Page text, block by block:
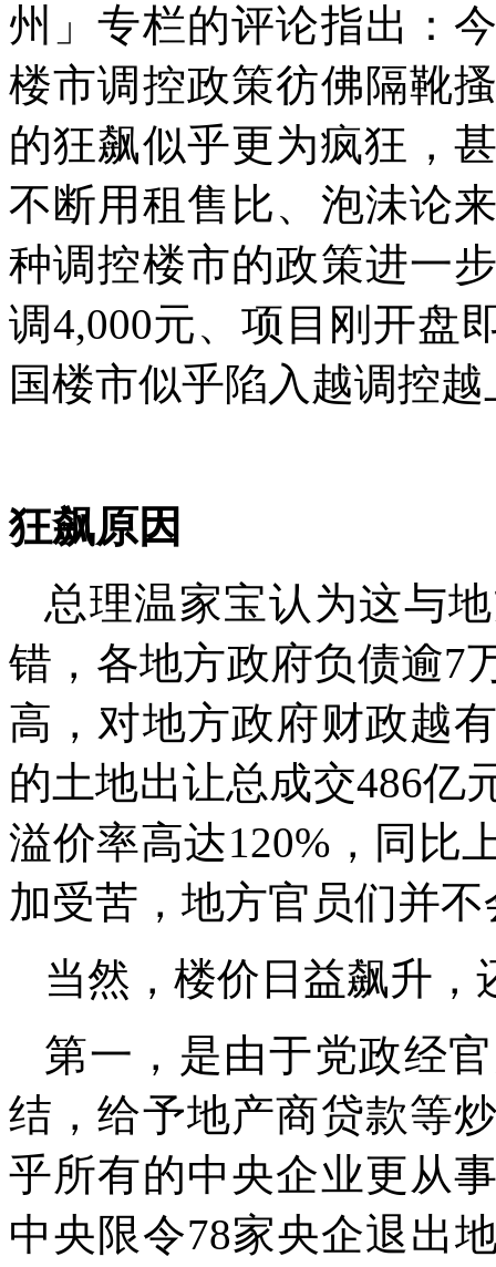
州」专栏的评论指出：
楼市调控政策彷佛隔靴
的狂飙似乎更为疯狂，
不断用租售比、泡沬论
种调控楼市的政策进一
调4,000元、项目刚开盘
国楼市似乎陷入越调控
狂飙原因
总理温家宝认为这与
错，各地方政府负债逾7
高，对地方政府财政越
的土地出让总成交486亿
溢价率高达120%，同比
加受苦，地方官员们并
当然，楼价日益飙升
第一，是由于党政经
结，给予地产商贷款等
乎所有的中央企业更从
中央限令78家央企退出